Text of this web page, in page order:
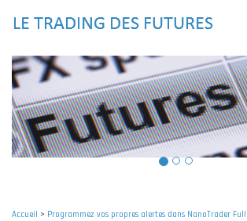
principal
Accueil > Programmez vos propres alertes dans NanoTrader Full